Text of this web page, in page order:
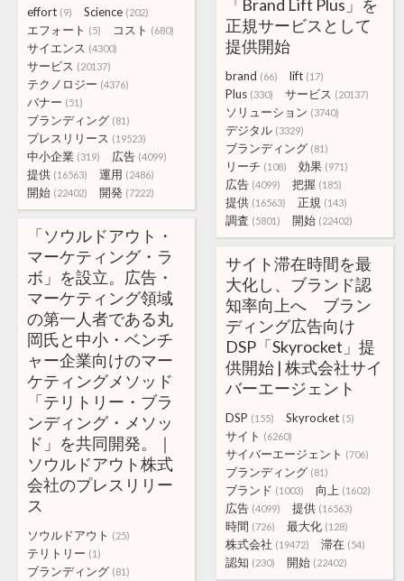
effort (9) Science (202)
エフォート (5) コスト (680)
サイエンス (4300)
サービス (20137)
テクノロジー (4376)
バナー (51)
ブランディング (81)
プレスリリース (19523)
中小企業 (319) 広告 (4099)
提供 (16563) 運用 (2486)
開始 (22402) 開発 (7222)
「Brand Lift Plus」を
正規サービスとして
提供開始
brand (66) lift (17)
Plus (330) サービス (20137)
ソリューション (3740)
デジタル (3329)
ブランディング (81)
リーチ (108) 効果 (971)
広告 (4099) 把握 (185)
提供 (16563) 正規 (143)
調査 (5801) 開始 (22402)
「ソウルドアウト・
マーケティング・ラ
ボ」を設立。広告・
マーケティング領域
の第一人者である丸
岡氏と中小・ベンチ
ャー企業向けのマー
ケティングメソッド
「テリトリー・ブラ
ンディング・メソッ
ド」を共同開発。｜
ソウルドアウト株式
会社のプレスリリー
ス
ソウルドアウト (25)
テリトリー (1)
ブランディング (81)
サイト滞在時間を最
大化し、ブランド認
知率向上へ ブラン
ディング広告向け
DSP「Skyrocket」提
供開始 | 株式会社サイ
バーエージェント
DSP (155) Skyrocket (5)
サイト (6260)
サイバーエージェント (706)
ブランディング (81)
ブランド (1003) 向上 (1602)
広告 (4099) 提供 (16563)
時間 (726) 最大化 (128)
株式会社 (19472) 滞在 (54)
認知 (230) 開始 (22402)